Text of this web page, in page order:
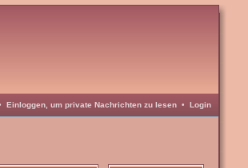
Einloggen, um private Nachrichten zu lesen• Login